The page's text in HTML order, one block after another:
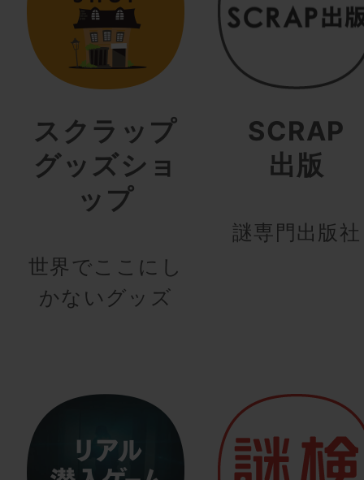
スクラップ
グッズショ
ップ
世界でここにし
かないグッズ
SCRAP
出版
謎専門出版社